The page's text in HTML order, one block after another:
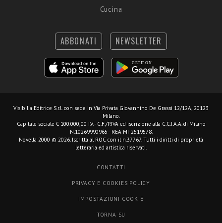
Cucina
ABBONATI NEWSLETTER
Visibilia Editrice S.r.l. con sede in Via Privata Giovannino De Grassi 12/12A, 20123
Milano.
Capitale sociale € 100.000,00 I.V. - C.F./P.IVA ed iscrizione alla C.C.I.A.A. di Milano
N.10269990965 - REA MI-2519578.
Novella 2000 © 2026. Iscritta al ROC con il n.37767. Tutti i diritti di proprietà
letteraria ed artistica riservati.
CONTATTI
PRIVACY E COOKIES POLICY
IMPOSTAZIONI COOKIE
TORNA SU